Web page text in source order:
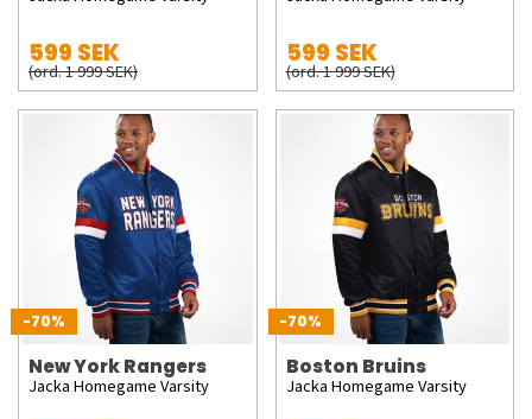
599 SEK
(ord. 1 999 SEK)
599 SEK
(ord. 1 999 SEK)
-70%
New York Rangers
Jacka Homegame Varsity
-70%
Boston Bruins
Jacka Homegame Varsity